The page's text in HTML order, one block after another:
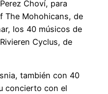
Choví, para
The Mohohicans, de
los 40 músicos de
Cyclus, de
también con 40
concierto con el